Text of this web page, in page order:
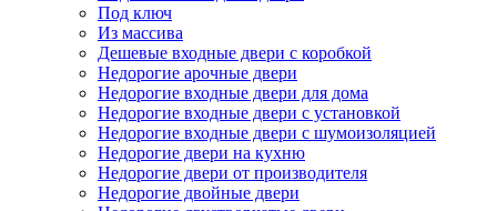
Под ключ
Из массива
Дешевые входные двери с коробкой
Недорогие арочные двери
Недорогие входные двери для дома
Недорогие входные двери с установкой
Недорогие входные двери с шумоизоляцией
Недорогие двери на кухню
Недорогие двери от производителя
Недорогие двойные двери